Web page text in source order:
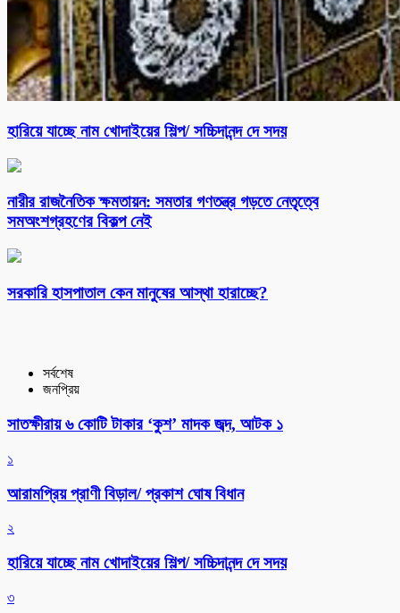
হারিয়ে যাচ্ছে নাম খোদাইয়ের শিল্প/ সচ্চিদানন্দ দে সদয়
নারীর রাজনৈতিক ক্ষমতায়ন: সমতার গণতন্ত্র গড়তে নেতৃত্বে
সমঅংশগ্রহণের বিকল্প নেই
সরকারি হাসপাতাল কেন মানুষের আস্থা হারাচ্ছে?
সর্বশেষ
জনপ্রিয়
সাতক্ষীরায় ৬ কোটি টাকার ‘কুশ’ মাদক জব্দ, আটক ১
১
আরামপ্রিয় প্রাণী বিড়াল/ প্রকাশ ঘোষ বিধান
২
হারিয়ে যাচ্ছে নাম খোদাইয়ের শিল্প/ সচ্চিদানন্দ দে সদয়
৩